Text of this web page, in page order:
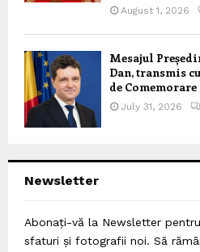
August 1, 2026
Mesajul
Dan, transmis
de
July 31, 2026
Newsletter
Abonați-vă la Newsletter
sfaturi și fotografii noi. Să